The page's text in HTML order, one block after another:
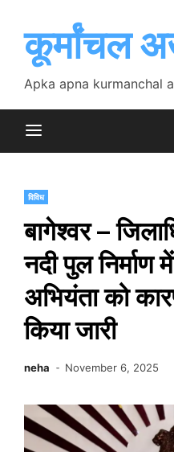
contentकूर्मांचल
Apka apna kurmanchal
विविध
बागेश्वर –
नदी पुल निर्माण
अभियंता को
किया जारी
neha November 6, 2025